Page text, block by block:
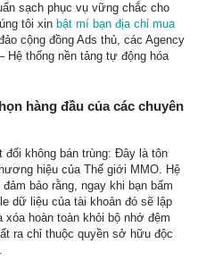
sạch phục vụ vững chắc cho
tôi xin bật mí bạn địa chỉ mua
cộng đồng Ads thủ, các Agency
thống nền tảng tự động hóa
hàng đầu của các chuyên
đối không bán trùng: Đây là tôn
hiệu của Thế giới MMO. Hệ
bảo rằng, ngay khi bạn bấm
dữ liệu của tài khoản đó sẽ lập
hoàn toàn khỏi bộ nhớ đệm
ra chỉ thuộc quyền sở hữu độc